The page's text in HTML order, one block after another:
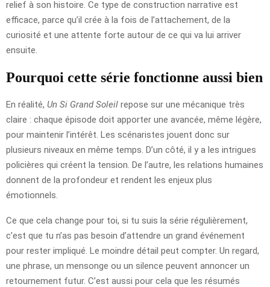
relief à son histoire. Ce type de construction narrative est
efficace, parce qu’il crée à la fois de l’attachement, de la
curiosité et une attente forte autour de ce qui va lui arriver
ensuite.
Pourquoi cette série fonctionne aussi bien
En réalité, Un Si Grand Soleil repose sur une mécanique très
claire : chaque épisode doit apporter une avancée, même légère,
pour maintenir l’intérêt. Les scénaristes jouent donc sur
plusieurs niveaux en même temps. D’un côté, il y a les intrigues
policières qui créent la tension. De l’autre, les relations humaines
donnent de la profondeur et rendent les enjeux plus
émotionnels.
Ce que cela change pour toi, si tu suis la série régulièrement,
c’est que tu n’as pas besoin d’attendre un grand événement
pour rester impliqué. Le moindre détail peut compter. Un regard,
une phrase, un mensonge ou un silence peuvent annoncer un
retournement futur. C’est aussi pour cela que les résumés